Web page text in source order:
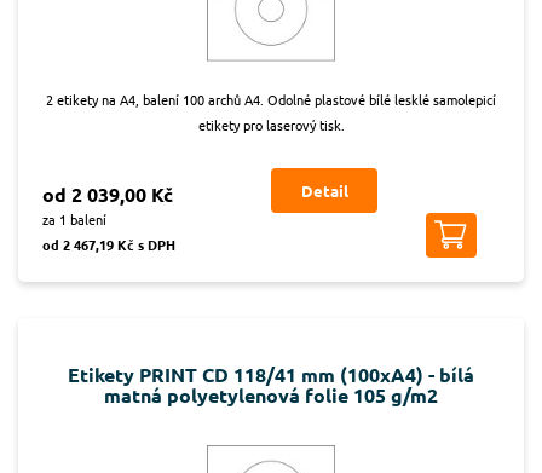
2 etikety na A4, balení 100 archů A4. Odolné plastové bílé lesklé samolepicí
etikety pro laserový tisk.
od 2 039,00 Kč
za 1 balení
od 2 467,19 Kč s DPH
Detail
Etikety PRINT CD 118/41 mm (100xA4) - bílá
matná polyetylenová folie 105 g/m2